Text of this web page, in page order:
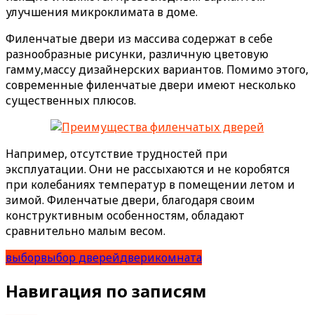
улучшения микроклимата в доме.
Филенчатые двери из массива содержат в себе
разнообразные рисунки, различную цветовую
гамму,массу дизайнерских вариантов. Помимо этого,
современные филенчатые двери имеют несколько
существенных плюсов.
Например, отсутствие трудностей при
эксплуатации. Они не рассыхаются и не коробятся
при колебаниях температур в помещении летом и
зимой. Филенчатые двери, благодаря своим
конструктивным особенностям, обладают
сравнительно малым весом.
выборвыбор дверейдверикомната
Навигация по записям